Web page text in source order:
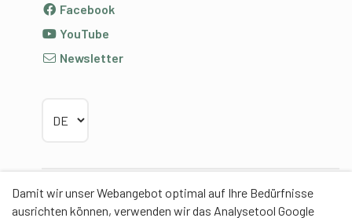
Damit wir unser Webangebot optimal auf Ihre Bedürfnisse
ausrichten können, verwenden wir das Analysetool Google
Facebook
YouTube
Newsletter
Partner